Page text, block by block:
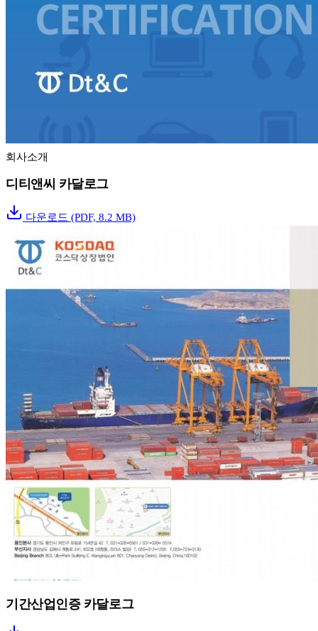
회사소개
디티앤씨 카달로그
다운로드 (PDF, 8.2 MB)
기간산업인증 카달로그